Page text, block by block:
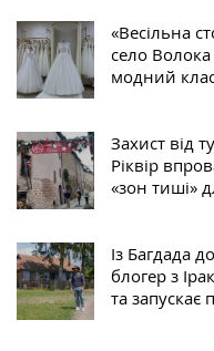
«Весільна
село
модний
Захист від
Ріквір
«зон тиші»
Із Багдада
блогер з
та запускає